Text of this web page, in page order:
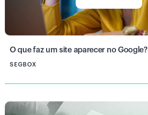
O que faz um site aparecer no Google?
SEGBOX